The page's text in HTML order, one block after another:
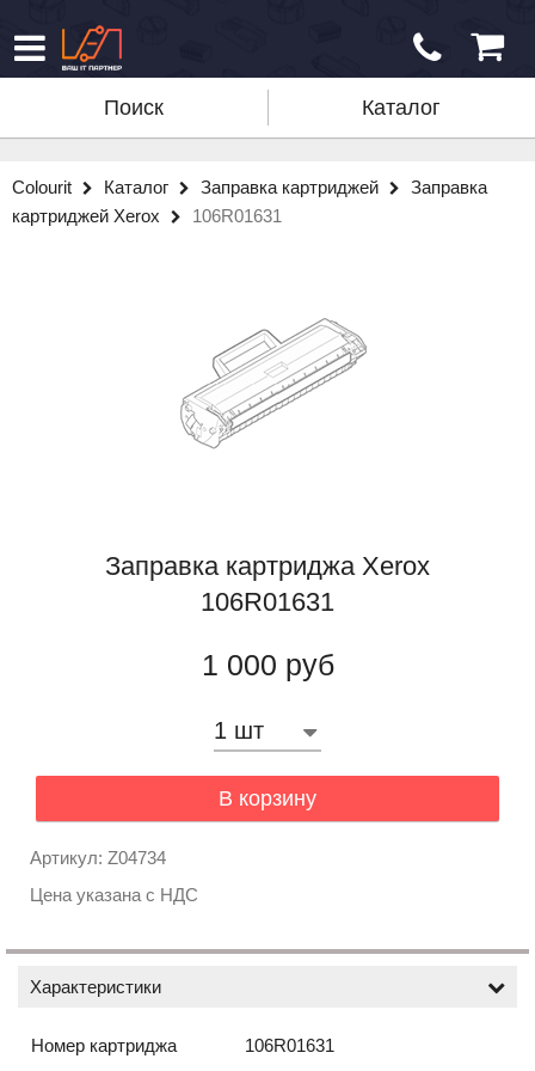
Поиск Каталог
Colourit Каталог Заправка картриджей
Заправка
картриджей Xerox
106R01631
Заправка картриджа Xerox
106R01631
1 000 руб
В корзину
Артикул: Z04734
Цена указана с НДС
Характеристики
Номер картриджа
106R01631